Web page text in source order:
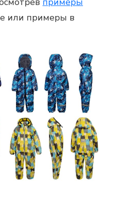
или примеры в